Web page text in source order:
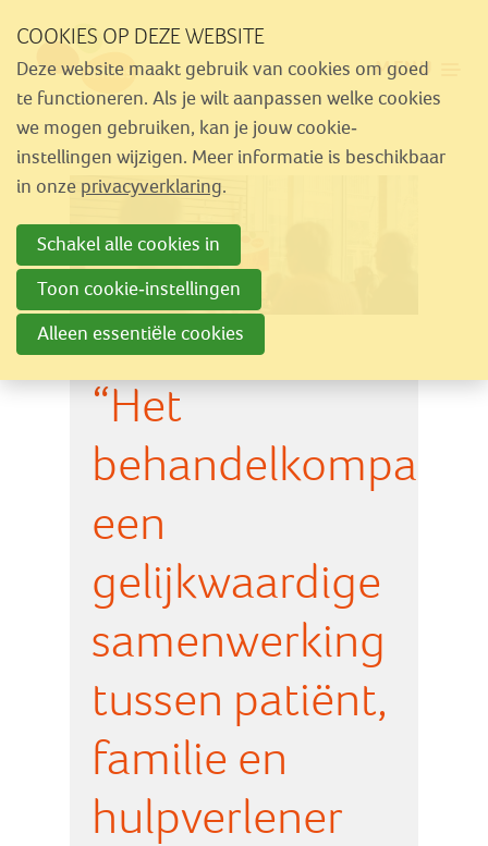
links
over
Spring
naar
navigatie
naar
hoofdinhoud
MENU
“Het
behandelkompas”:
een
gelijkwaardige
samenwerking
tussen patiënt,
familie en
hulpverlener
Aanbod
Nieuws
Activiteiten
Over Similes
Contact
Lid worden
COOKIES OP DEZE WEBSITE
Deze website maakt gebruik van cookies om goed
te functioneren. Als je wilt aanpassen welke cookies
we mogen gebruiken, kan je jouw cookie-
instellingen wijzigen. Meer informatie is beschikbaar
in onze privacyverklaring.
Schakel alle cookies in
Toon cookie-instellingen
Alleen essentiële cookies